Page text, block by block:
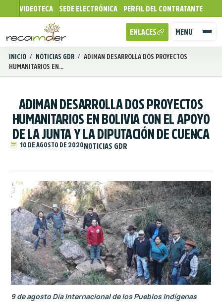
VIDEOTECA SEDE ELECTRÓNICA PERFIL DEL CONTRATANTE
MENU
ENLACES
INICIO / NOTICIAS GDR / ADIMAN DESARROLLA DOS PROYECTOS
HUMANITARIOS EN...
ADIMAN DESARROLLA DOS PROYECTOS
HUMANITARIOS EN BOLIVIA CON EL APOYO
DE LA JUNTA Y LA DIPUTACIÓN DE CUENCA
10 DE AGOSTO DE 2020NOTICIAS GDR
9 de agosto Día Internacional de los Pueblos Indígenas